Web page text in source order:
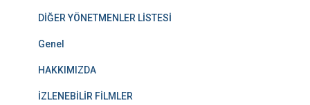
DİĞER YÖNETMENLER LİSTESİ
Genel
HAKKIMIZDA
İZLENEBİLİR FİLMLER